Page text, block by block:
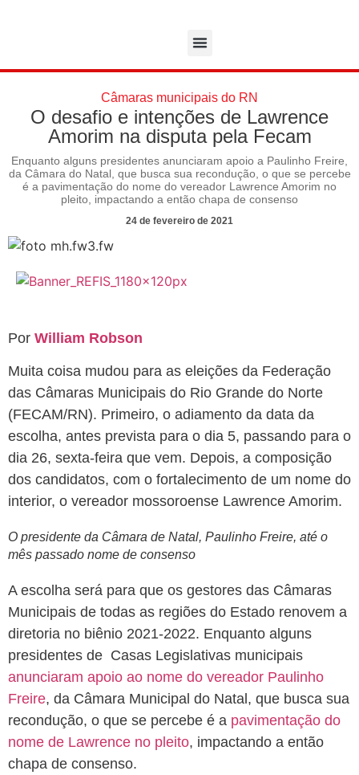
Câmaras municipais do RN
O desafio e intenções de Lawrence
Amorim na disputa pela Fecam
Enquanto alguns presidentes anunciaram apoio a Paulinho Freire,
da Câmara do Natal, que busca sua recondução, o que se percebe
é a pavimentação do nome do vereador Lawrence Amorim no
pleito, impactando a então chapa de consenso
24 de fevereiro de 2021
Por William Robson
Muita coisa mudou para as eleições da Federação
das Câmaras Municipais do Rio Grande do Norte
(FECAM/RN). Primeiro, o adiamento da data da
escolha, antes prevista para o dia 5, passando para o
dia 26, sexta-feira que vem. Depois, a composição
dos candidatos, com o fortalecimento de um nome do
interior, o vereador mossoroense Lawrence Amorim.
O presidente da Câmara de Natal, Paulinho Freire, até o
mês passado nome de consenso
A escolha será para que os gestores das Câmaras
Municipais de todas as regiões do Estado renovem a
diretoria no biênio 2021-2022. Enquanto alguns
presidentes de Casas Legislativas municipais
anunciaram apoio ao nome do vereador Paulinho
Freire, da Câmara Municipal do Natal, que busca sua
recondução, o que se percebe é a pavimentação do
nome de Lawrence no pleito, impactando a então
chapa de consenso.